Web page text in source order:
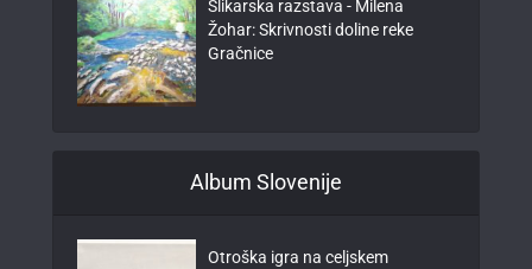
Slikarska razstava - Milena
Žohar: Skrivnosti doline reke
Gračnice
Album Slovenije
Otroška igra na celjskem